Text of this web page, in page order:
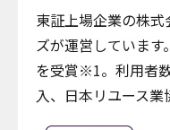
東証上場企業の株
ズが運営していま
を受賞※1。利用者
入、日本リユース業